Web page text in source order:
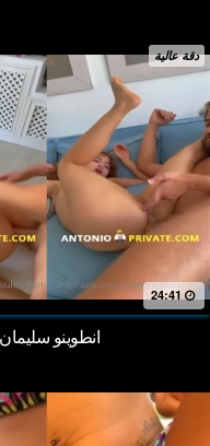
دقة عالية
انطوينو